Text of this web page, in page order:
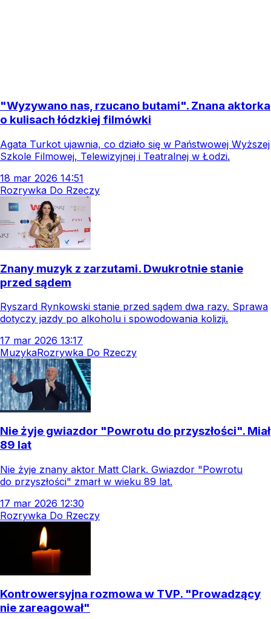
"Wyzywano nas, rzucano butami". Znana aktorka
o kulisach łódzkiej filmówki
Agata Turkot ujawnia, co działo się w Państwowej Wyższej
Szkole Filmowej, Telewizyjnej i Teatralnej w Łodzi.
18 mar 2026 14:51
Rozrywka Do Rzeczy
Znany muzyk z zarzutami. Dwukrotnie stanie
przed sądem
Ryszard Rynkowski stanie przed sądem dwa razy. Sprawa
dotyczy jazdy po alkoholu i spowodowania kolizji.
17 mar 2026 13:17
MuzykaRozrywka Do Rzeczy
Nie żyje gwiazdor "Powrotu do przyszłości". Miał
89 lat
Nie żyje znany aktor Matt Clark. Gwiazdor "Powrotu
do przyszłości" zmarł w wieku 89 lat.
17 mar 2026 12:30
Rozrywka Do Rzeczy
Kontrowersyjna rozmowa w TVP. "Prowadzący
nie zareagował"